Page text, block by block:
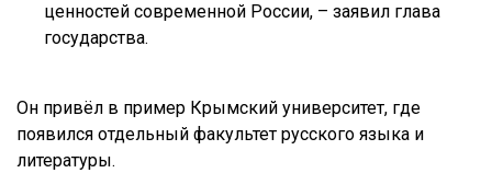
ценностей современной России, – заявил глава
государства.
Он привёл в пример Крымский университет, где
появился отдельный факультет русского языка и
литературы.